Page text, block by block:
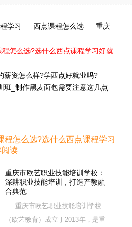
学习 西点课程怎么选
重庆
程怎么选?选什么西点课程学习好就
薪资怎么样?学西点好就业吗?
班_制作黑麦面包需要注意这几点
程怎么选?选什么西点课程学习
读
重庆市欧艺职业技能培训学校：
深耕职业技能培训，打造产教融
合典范
重庆市欧艺职业技能培训学校
（欧艺教育）成立于2013年，是重